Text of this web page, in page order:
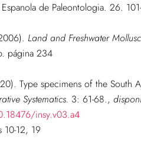
de Paleontologia. 26.
Land and Freshwater
página 234
Type specimens of the South
Systematics. 3: 61-68.,
insy.v03.a4
10-12, 19